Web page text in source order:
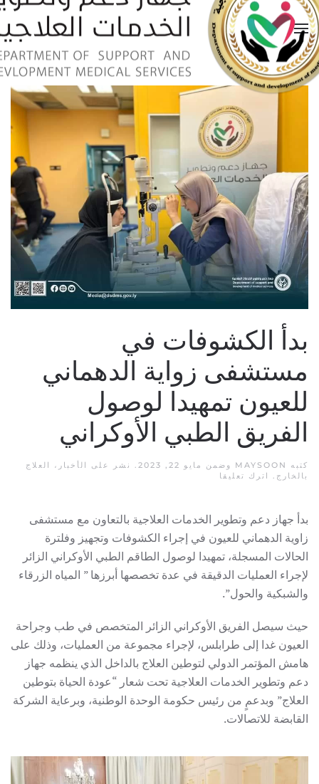
بدأ الكشوفات في
مستشفى زواية الدهماني
للعيون تمهيدا لوصول
الفريق الطبي الأوكراني
كتبه MAYSOON وضمن مايو 22, 2023 . نشر على الأخبار ،
العلاج
بالخارج
اترك تعليقا
بدأ جهاز دعم وتطوير الخدمات العلاجية بالتعاون مع مستشفى
زاوية الدهماني للعيون في إجراء الكشوفات وتجهيز وفلترة
الحالات المسجلة، تمهيدا لوصول الطاقم الطبي الأوكراني الزائر
لإجراء العمليات الدقيقة في عدة تخصصها أبرزها ” المياه الزرقاء
والشبكية والحول”.
حيث سيصل الفريق الأوكراني الزائر المتخصص في طب وجراحة
العيون غدا إلى طرابلس، لإجراء مجموعة من العمليات، وذلك على
هامش المؤتمر الدولي لتوطين العلاج بالداخل الذي ينظمه جهاز
دعم وتطوير الخدمات العلاجية تحت شعار “عودة الحياة بتوطين
العلاج” وبدعمٍ من رئيس حكومة الوحدة الوطنية، وبرعاية الشركة
القابضة للاتصالات.